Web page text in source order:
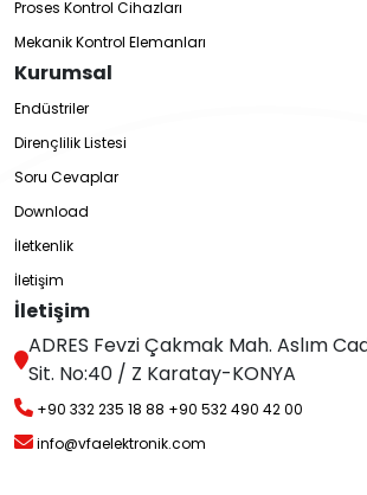
Proses Kontrol Cihazları
Mekanik Kontrol Elemanları
Kurumsal
Endüstriler
Dirençlilik Listesi
Soru Cevaplar
Download
İletkenlik
İletişim
İletişim
ADRES Fevzi Çakmak Mah. Aslım
Sit. No:40 / Z Karatay-KONYA
+90 332 235 18 88 +90 532 490 42 00
info@vfaelektronik.com